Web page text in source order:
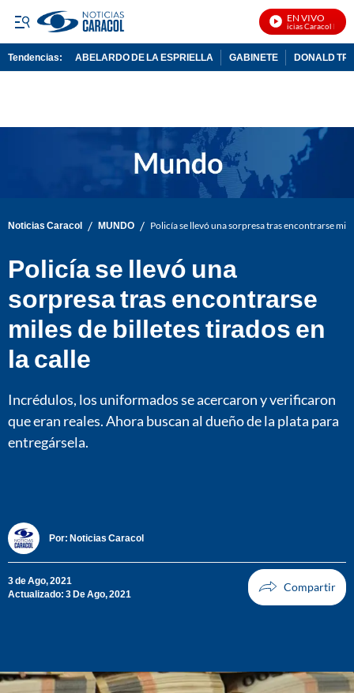
EN VIVO
Noticias Caracol En
Tendencias: ABELARDO DE LA ESPRIELLA GABINETE DONALD
Noticias Caracol / MUNDO / Policía se llevó una sorpresa tras encontrarse
Policía se llevó una
sorpresa tras encontrarse
miles de billetes tirados en
la calle
Incrédulos, los uniformados se acercaron y verificaron
que eran reales. Ahora buscan al dueño de la plata para
entregársela.
Por: Noticias Caracol
3 de Ago, 2021
Actualizado: 3 De Ago, 2021